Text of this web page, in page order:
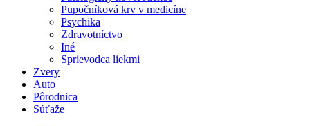
Pupočníková krv v medicíne
Psychika
Zdravotníctvo
Iné
Sprievodca liekmi
Zvery
Auto
Pôrodnica
Súťaže